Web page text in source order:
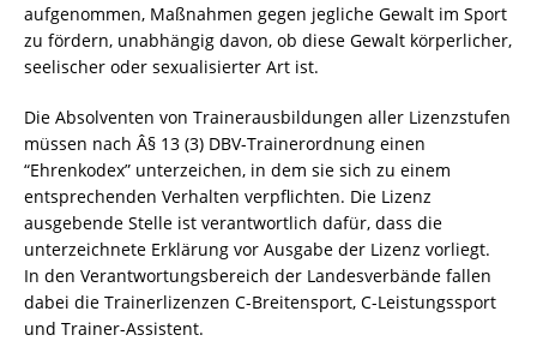
aufgenommen, Maßnahmen gegen jegliche Gewalt im Sport
zu fördern, unabhängig davon, ob diese Gewalt körperlicher,
seelischer oder sexualisierter Art ist.
Die Absolventen von Trainerausbildungen aller Lizenzstufen
müssen nach Â§ 13 (3) DBV-Trainerordnung einen
“Ehrenkodex” unterzeichen, in dem sie sich zu einem
entsprechenden Verhalten verpflichten. Die Lizenz
ausgebende Stelle ist verantwortlich dafür, dass die
unterzeichnete Erklärung vor Ausgabe der Lizenz vorliegt.
In den Verantwortungsbereich der Landesverbände fallen
dabei die Trainerlizenzen C-Breitensport, C-Leistungssport
und Trainer-Assistent.